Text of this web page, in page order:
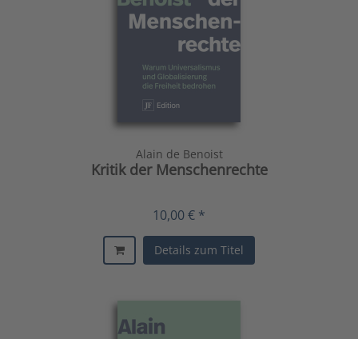
Alain de Benoist
Kritik der Menschenrechte
10,00 € *
Details zum Titel